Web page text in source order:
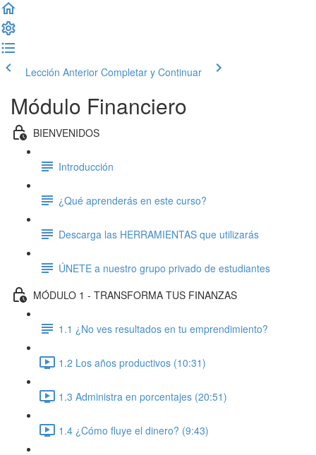
Lección Anterior Completar y Continuar
Módulo Financiero
BIENVENIDOS
Introducción
¿Qué aprenderás en este curso?
Descarga las HERRAMIENTAS que utilizarás
ÚNETE a nuestro grupo privado de estudiantes
MÓDULO 1 - TRANSFORMA TUS FINANZAS
1.1 ¿No ves resultados en tu emprendimiento?
1.2 Los años productivos (10:31)
1.3 Administra en porcentajes (20:51)
1.4 ¿Cómo fluye el dinero? (9:43)